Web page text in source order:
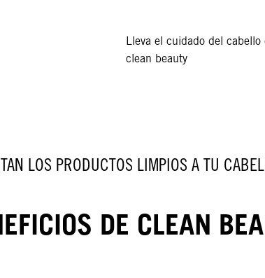
Lleva el cuidado del
clean beauty
LOS PRODUCTOS LIMPIOS A TU
DE CLEAN